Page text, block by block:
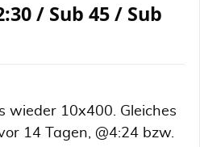
/ Sub 45 / Sub
wieder 10x400. Gleiches
14 Tagen, @4:24 bzw.